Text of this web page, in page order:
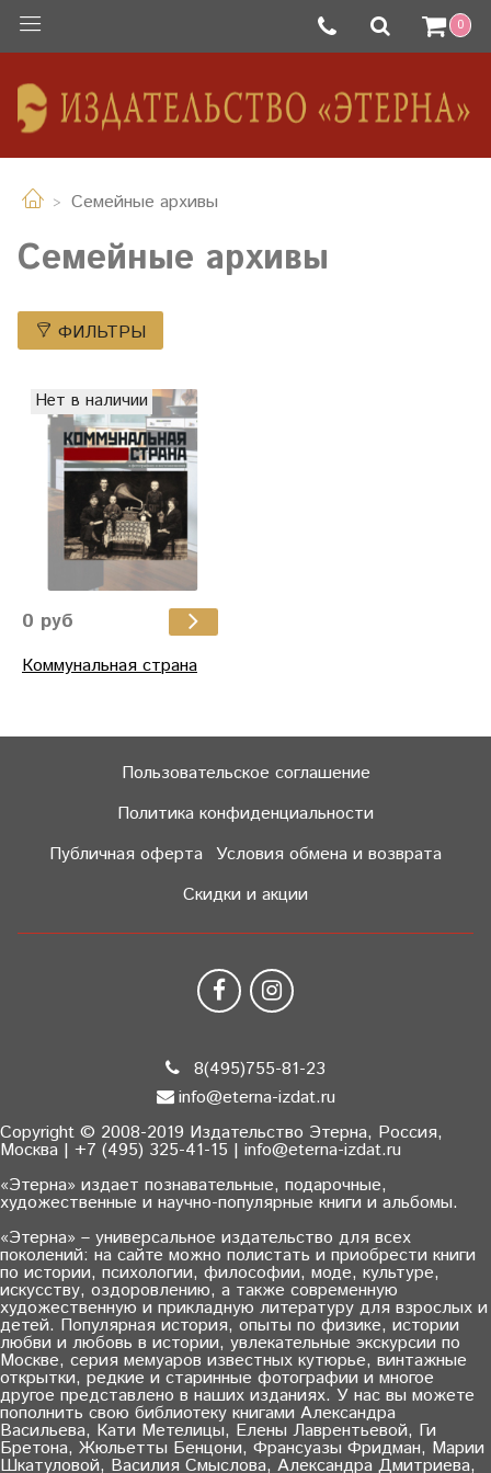
0
Семейные архивы
Семейные архивы
ФИЛЬТРЫ
Нет в наличии
0 руб
Коммунальная страна
Пользовательское соглашение
Политика конфиденциальности
Публичная оферта Условия обмена и возврата
Скидки и акции
8(495)755-81-23
info@eterna-izdat.ru
Copyright © 2008-2019 Издательство Этерна, Россия,
Москва | +7 (495) 325-41-15 | info@eterna-izdat.ru
«Этерна» издает познавательные, подарочные,
художественные и научно-популярные книги и альбомы.
«Этерна» – универсальное издательство для всех
поколений: на сайте можно полистать и приобрести книги
по истории, психологии, философии, моде, культуре,
искусству, оздоровлению, а также современную
художественную и прикладную литературу для взрослых и
детей. Популярная история, опыты по физике, истории
любви и любовь в истории, увлекательные экскурсии по
Москве, серия мемуаров известных кутюрье, винтажные
открытки, редкие и старинные фотографии и многое
другое представлено в наших изданиях. У нас вы можете
пополнить свою библиотеку книгами Александра
Васильева, Кати Метелицы, Елены Лаврентьевой, Ги
Бретона, Жюльетты Бенцони, Франсуазы Фридман, Марии
Шкатуловой, Василия Смыслова, Александра Дмитриева,